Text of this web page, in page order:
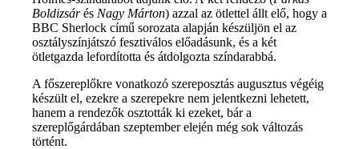
Boldizsárés Nagy Márton) azzal az ötlettel állt elő, hogy a
BBC Sherlock című sorozata alapján készüljön el az
osztályszínjátszó fesztiválos előadásunk, és a két
ötletgazda lefordította és átdolgozta színdarabbá.
A főszereplőkre vonatkozó szereposztás augusztus végéig
készült el, ezekre a szerepekre nem jelentkezni lehetett,
hanem a rendezők osztották ki ezeket, bár a
szereplőgárdában szeptember elején még sok változás
történt.